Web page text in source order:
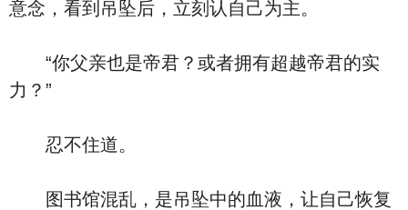
意念，看到吊坠后，立刻认自己为主。
“你父亲也是帝君？或者拥有超越帝君的实
力？”
忍不住道。
图书馆混乱，是吊坠中的血液，让自己恢复